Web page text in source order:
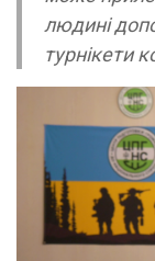
людині
турнікети